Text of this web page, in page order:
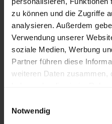
zu können und die Zugriffe
analysieren. Außerdem
Verwendung unserer
soziale Medien, Werbung
Partner führen diese
weiteren Daten zusammen,
Notwendig
Höchst- und
Die Tabelle zeigt die
Pelletspreise für lose
Datum zeigt, wann der